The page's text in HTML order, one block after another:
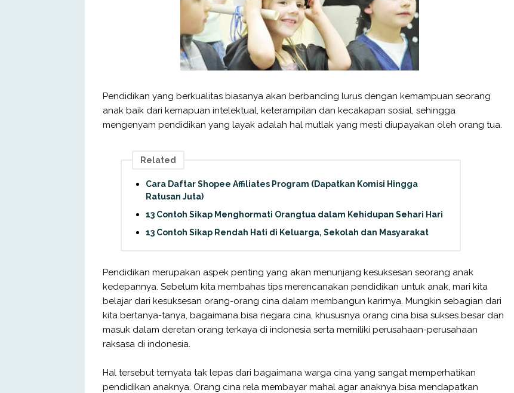
Pendidikan yang berkualitas biasanya akan berbanding lurus dengan kemampuan seorang
anak baik dari kemapuan intelektual, keterampilan dan kecakapan sosial, sehingga
mengenyam pendidikan yang layak adalah hal mutlak yang mesti diupayakan oleh orang tua.
Related
Cara Daftar Shopee Affiliates Program (Dapatkan Komisi Hingga
Ratusan Juta)
13 Contoh Sikap Menghormati Orangtua dalam Kehidupan Sehari Hari
13 Contoh Sikap Rendah Hati di Keluarga, Sekolah dan Masyarakat
Pendidikan merupakan aspek penting yang akan menunjang kesuksesan seorang anak
kedepannya. Sebelum kita membahas tips merencanakan pendidikan untuk anak, mari kita
belajar dari kesuksesan orang-orang cina dalam membangun karirnya. Mungkin sebagian dari
kita bertanya-tanya, bagaimana bisa negara cina, khususnya orang cina bisa sukses besar dan
masuk dalam deretan orang terkaya di indonesia serta memiliki perusahaan-perusahaan
raksasa di indonesia.
Hal tersebut ternyata tak lepas dari bagaimana warga cina yang sangat memperhatikan
pendidikan anaknya. Orang cina rela membayar mahal agar anaknya bisa mendapatkan